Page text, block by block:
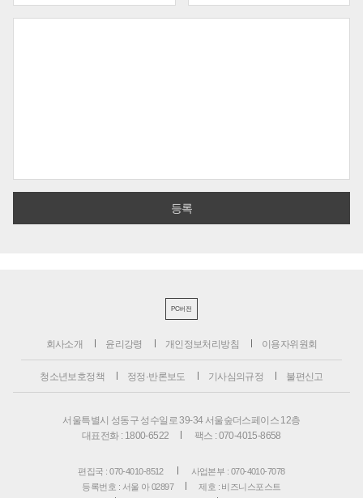
PC버전
회사소개 윤리강령 개인정보처리방침 이용자위원회
청소년보호정책 정정·반론보도 기사심의규정 불편신고
서울특별시 성동구 성수일로 39-34 서울숲더스페이스 12층
대표전화 : 1800-6522
팩스 : 070-4015-8658
편집국 : 070-4010-8512
사업본부 : 070-4010-7078
등록번호 : 서울 아 02897
제호 : 비즈니스포스트